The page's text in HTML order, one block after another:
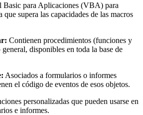
Basic para Aplicaciones (VBA) para
que supera las capacidades de las macros
Contienen procedimientos (funciones y
disponibles en toda la base de
Asociados a formularios o informes
el código de eventos de esos objetos.
personalizadas que pueden usarse en
e informes.